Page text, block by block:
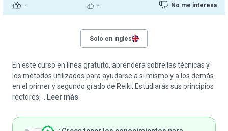
- - No me interesa
Solo en inglés
En este curso en línea gratuito, aprenderá sobre las técnicas y
los métodos utilizados para ayudarse a sí mismo y a los demás
en el primer y segundo grado de Reiki. Estudiarás sus principios
rectores, ...
Leer más